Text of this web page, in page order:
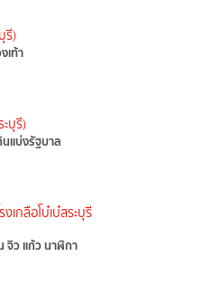
รี)
เท้า
บุรี)
แบ่งรัฐบาล
เกลือโบ๋เบ๋สระบุรี
จิว แก้ว นาฬิกา